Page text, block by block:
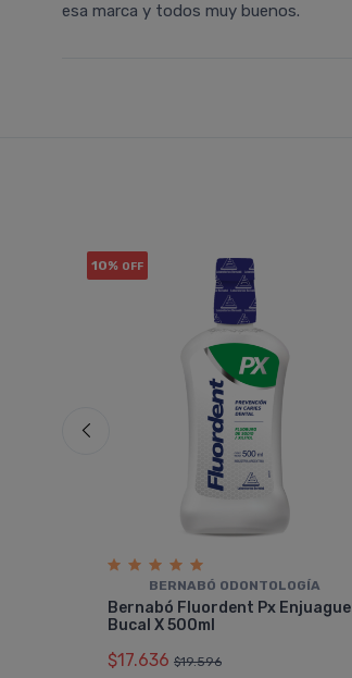
esa marca y todos muy buenos.
10% OFF
BERNABÓ ODONTOLOGÍ­A
Bernabó Fluordent Px Enjuague
Bucal X 500ml
$17.636 $19.596